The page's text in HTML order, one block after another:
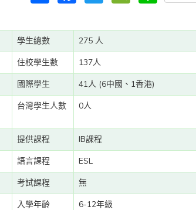
學生總數
275 人
住校學生數
137人
國際學生
41人 (6中國、1香港)
台灣學生人數 0人
提供課程
IB課程
語言課程
ESL
考試課程
無
入學年齡
6-12年級